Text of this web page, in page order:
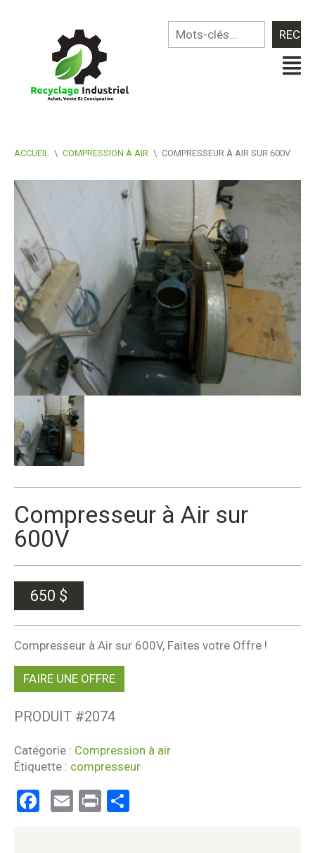
ACCUEIL \ COMPRESSION À AIR \ COMPRESSEUR À AIR SUR 600V
Compresseur à Air sur
600V
650 $
Compresseur à Air sur 600V, Faites votre Offre !
FAIRE UNE OFFRE
PRODUIT #2074
Catégorie : Compression à air
Étiquette : compresseur
Facebook
EmailPrint